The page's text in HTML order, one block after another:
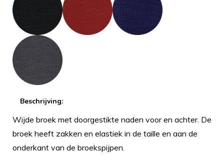
Beschrijving:
Wijde broek met doorgestikte naden voor en achter. De
broek heeft zakken en elastiek in de taille en aan de
onderkant van de broekspijpen.